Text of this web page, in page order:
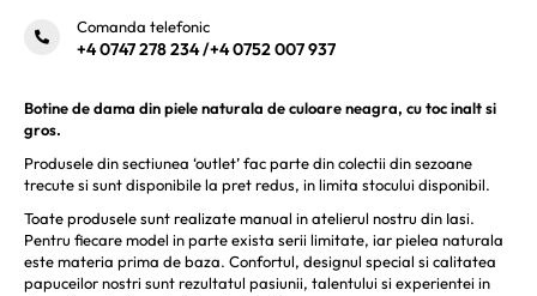
Comanda telefonic
+4 0747 278 234/+4 0752 007 937
Botine de dama din piele naturala de culoare neagra, cu toc inalt si
gros.
Produsele din sectiunea ‘outlet’ fac parte din colectii din sezoane
trecute si sunt disponibile la pret redus, in limita stocului disponibil.
Toate produsele sunt realizate manual in atelierul nostru din Iasi.
Pentru fiecare model in parte exista serii limitate, iar pielea naturala
este materia prima de baza. Confortul, designul special si calitatea
papuceilor nostri sunt rezultatul pasiunii, talentului si experientei in